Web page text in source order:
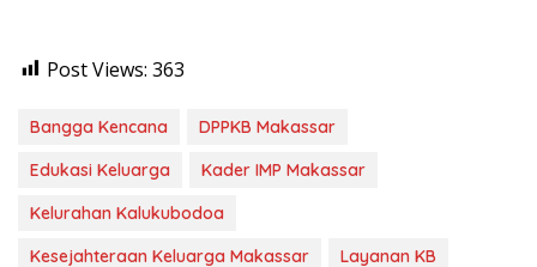
Post Views: 363
Bangga Kencana
DPPKB Makassar
Edukasi Keluarga
Kader IMP Makassar
Kelurahan Kalukubodoa
Kesejahteraan Keluarga Makassar
Layanan KB